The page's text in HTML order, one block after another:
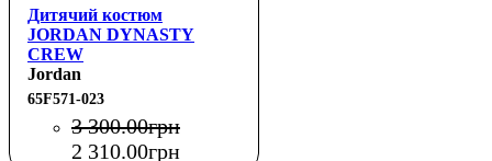
Дитячий костюм
JORDAN DYNASTY
CREW
Jordan
65F571-023
3 300.00грн
2 310.00грн